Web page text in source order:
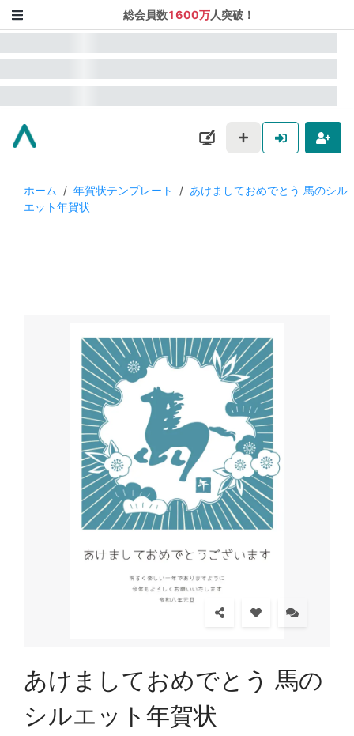
総会員数1600万人突破！
ホーム / 年賀状テンプレート / あけましておめでとう 馬のシル
エット年賀状
あけましておめでとう 馬の
シルエット年賀状